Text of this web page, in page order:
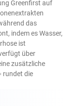
Greenfirst auf
das
indem es Wasser,
ist
über
zusätzliche
rundet die